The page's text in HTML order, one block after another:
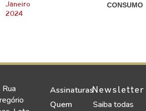
Janeiro
2024
CONSUMO
Rua
Assinaturas
Quem
Newsletter
Saiba todas